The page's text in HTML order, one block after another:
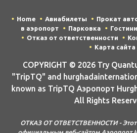
Home Авиабилеты Прокат
в аэропорт
Парковка
Отказ от ответственности
Карта сайта
COPYRIGHT © 2026 Try
"TripTQ" and
known as TripTQ Аэропорт
All Rights
ОТКАЗ ОТ ОТВЕТСТВЕННОСТИ - Этот